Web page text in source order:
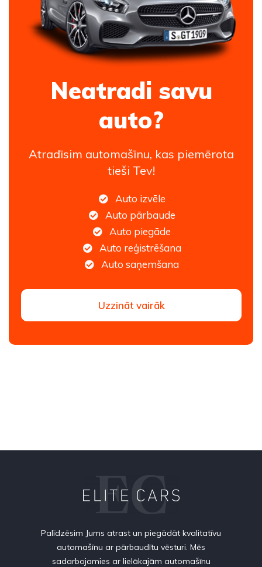
Neatradi savu
auto?
Atradīsim automašīnu, kas piemērota
tieši Tev!
Auto izvēle
Auto pārbaude
Auto piegāde
Auto reģistrēšana
Auto saņemšana
Uzzināt vairāk
Palīdzēsim Jums atrast un piegādāt kvalitatīvu
automašīnu ar pārbaudītu vēsturi. Mēs
sadarbojamies ar lielākajām automašīnu